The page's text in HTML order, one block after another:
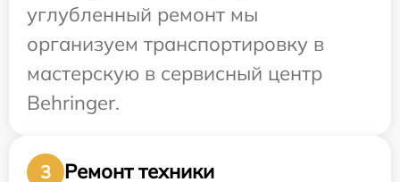
углубленный ремонт мы
организуем транспортировку в
мастерскую в сервисный центр
Behringer.
3
Ремонт техники